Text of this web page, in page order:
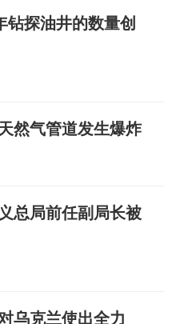
探油井的数量创
然气管道发生爆炸
总局前任副局长被
乌克兰使出全力